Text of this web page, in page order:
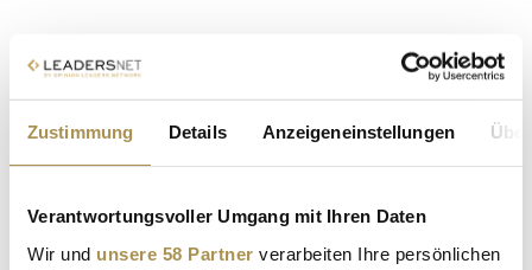
Zustimmung Details Anzeigeneinstellungen
Verantwortungsvoller Umgang mit Ihren Daten
Wir und unsere 58 Partner verarbeiten Ihre persönlichen